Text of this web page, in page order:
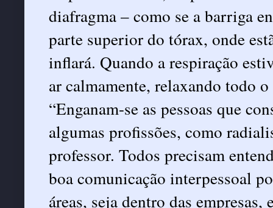
diafragma – como se a barriga
parte superior do tórax, onde
inflará. Quando a respiração
ar calmamente, relaxando todo
“Enganam-se as pessoas que
algumas profissões, como
professor. Todos precisam
boa comunicação interpessoal
áreas, seja dentro das